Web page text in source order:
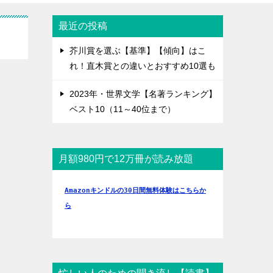
最近の投稿
芥川賞を選ぶ【基準】【傾向】はこ
れ！直木賞との違いとおすすめ10選も
2023年・世界文学【名著ランキング】
ベスト10（11～40位まで）
月額980円で12万冊が読み放題
Amazonキンドルの30日間無料体験はこちらか
ら